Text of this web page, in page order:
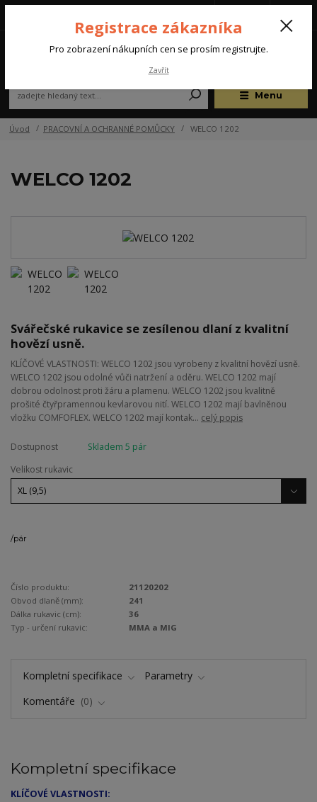
Menu
(Po-Pá, 07:00-15:30 hod.)
Úvod PRACOVNÍ A OCHRANNÉ POMŮCKY WELCO 1202
WELCO 1202
Svářečské rukavice se zesílenou dlaní z kvalitní
hovězí usně.
KLÍČOVÉ VLASTNOSTI: WELCO 1202 jsou vyrobeny z kvalitní hovězí usně.
WELCO 1202 jsou odolné vůči natržení a oděru. WELCO 1202 mají
dobrou odolnost proti žáru a plamenu. WELCO 1202 jsou kvalitně
prošité čtyřpramennou kevlarovou nití. WELCO 1202 mají bavlněnou
vložku COMFOFLEX. WELCO 1202 mají kontak... celý popis
Dostupnost
Skladem 5 pár
Velikost rukavic
/pár
Číslo produktu:
21120202
Obvod dlaně (mm):
241
Dálka rukavic (cm):
36
Typ - určení rukavic:
MMA a MIG
Kompletní specifikace
Parametry
Komentáře
0
Kompletní specifikace
KLÍČOVÉ VLASTNOSTI:
Registrace zákazníka
Pro zobrazení nákupních cen se prosím registrujte.
Zavřít